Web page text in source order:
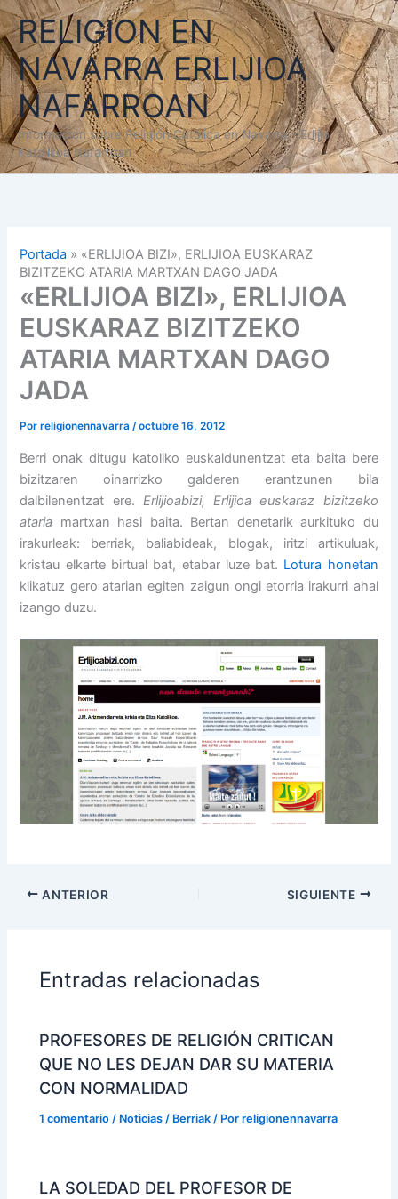
Ir
al
contenido
RELIGION EN
NAVARRA ERLIJIOA
NAFARROAN
Información sobre Religión Católica en Navarra - Erlijio
Katolikoa Nafarroan
Portada » «ERLIJIOA BIZI», ERLIJIOA EUSKARAZ
BIZITZEKO ATARIA MARTXAN DAGO JADA
«ERLIJIOA BIZI», ERLIJIOA
EUSKARAZ BIZITZEKO
ATARIA MARTXAN DAGO
JADA
Porreligionennavarra/octubre 16, 2012
Berri onak ditugu katoliko euskaldunentzat eta baita bere
bizitzaren oinarrizko galderen erantzunen bila
dalbilenentzat ere. Erlijioabizi, Erlijioa euskaraz bizitzeko
ataria martxan hasi baita. Bertan denetarik aurkituko du
irakurleak: berriak, baliabideak, blogak, iritzi artikuluak,
kristau elkarte birtual bat, etabar luze bat. Lotura honetan
klikatuz gero atarian egiten zaigun ongi etorria irakurri ahal
izango duzu.
ANTERIOR SIGUIENTE
Entradas relacionadas
PROFESORES DE RELIGIÓN CRITICAN
QUE NO LES DEJAN DAR SU MATERIA
CON NORMALIDAD
1 comentario / Noticias / Berriak / Porreligionennavarra
LA SOLEDAD DEL PROFESOR DE